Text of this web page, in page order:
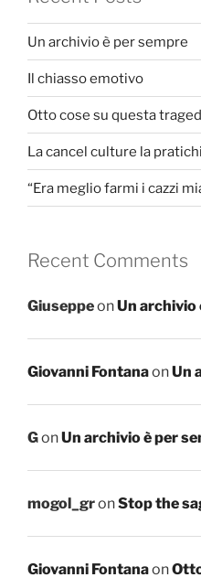
Un archivio è per sempre
Il chiasso emotivo
Otto cose su questa
La cancel culture la
“Era meglio farmi i cazzi
Recent Comments
GiuseppeonUn archivio
Giovanni FontanaonUn
GonUn archivio è per
mogol_gronStop the
Giovanni Fontanaon